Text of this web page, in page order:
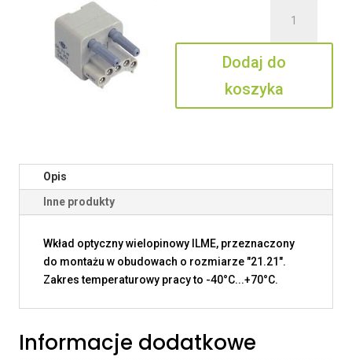
2/4
PFH
Dodaj do
koszyka
Opis
Inne produkty
Wkład optyczny wielopinowy ILME, przeznaczony
do montażu w obudowach o rozmiarze "21.21".
Zakres temperaturowy pracy to -40°C...+70°C.
Informacje dodatkowe